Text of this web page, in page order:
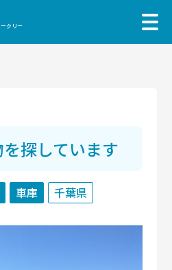
クリー
探しています
車庫 千葉県